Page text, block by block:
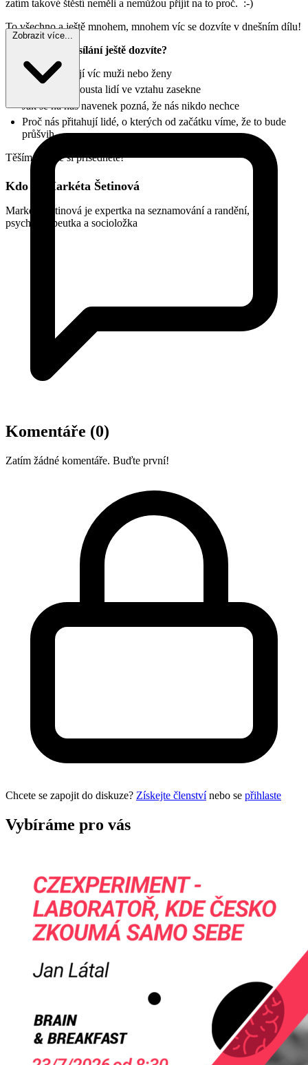
zatím takové štěstí neměli a nemůžou přijít na to proč. :-)
To všechno a ještě mnohem, mnohem víc se dozvíte v dnešním dílu!
Co se během vysílání ještě dozvíte?
Zda podvádějí víc muži nebo ženy
Na čem se spousta lidí ve vztahu zasekne
Jak se na nás navenek pozná, že nás nikdo nechce
Proč nás přitahují lidé, o kterých od začátku víme, že to bude
průšvih
Těšíme se, že si přisednete!
Kdo je Markéta Šetinová
Markéta Šetinová je expertka na seznamování a randění,
psychoterapeutka a socioložka
Zobrazit více...
Komentáře (0)
Zatím žádné komentáře. Buďte první!
Chcete se zapojit do diskuze? Získejte členstvínebo se přihlaste
Vybíráme pro vás